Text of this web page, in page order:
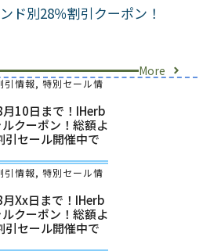
ド別28％割引クーポン！
More
引情報, 特別セール情
10日まで！iHerb
ルクーポン！総額よ
引セール開催中で
引情報, 特別セール情
xx日まで！iHerb
ルクーポン！総額よ
引セール開催中で